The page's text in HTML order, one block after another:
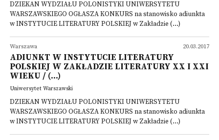
DZIEKAN WYDZIAŁU POLONISTYKI UNIWERSYTETU
WARSZAWSKIEGO OGŁASZA KONKURS na stanowisko adiunkta
w INSTYTUCIE LITERATURY POLSKIEJ w Zakładzie (...)
20.03.2017
Warszawa
ADIUNKT W INSTYTUCIE LITERATURY
POLSKIEJ W ZAKŁADZIE LITERATURY XX I XXI
WIEKU / (...)
Uniwersytet Warszawski
DZIEKAN WYDZIAŁU POLONISTYKI UNIWERSYTETU
WARSZAWSKIEGO OGŁASZA KONKURS na stanowisko adiunkta
w INSTYTUCIE LITERATURY POLSKIEJ w Zakładzie (...)